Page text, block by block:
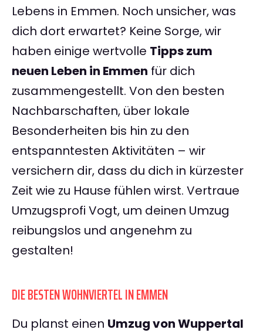
Lebens in Emmen. Noch unsicher, was
dich dort erwartet? Keine Sorge, wir
haben einige wertvolle Tipps zum
neuen Leben in Emmen für dich
zusammengestellt. Von den besten
Nachbarschaften, über lokale
Besonderheiten bis hin zu den
entspanntesten Aktivitäten – wir
versichern dir, dass du dich in kürzester
Zeit wie zu Hause fühlen wirst. Vertraue
Umzugsprofi Vogt, um deinen Umzug
reibungslos und angenehm zu
gestalten!
DIE BESTEN WOHNVIERTEL IN EMMEN
Du planst einen Umzug von Wuppertal